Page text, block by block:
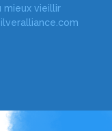
mieux vieillir